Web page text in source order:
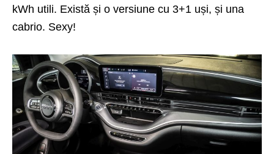
kWh utili. Există și o versiune cu 3+1 uși, și una
cabrio. Sexy!